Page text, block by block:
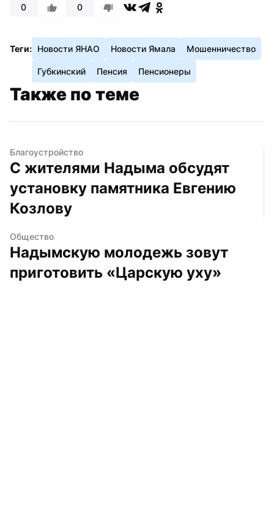
0 0
Теги: Новости ЯНАО Новости Ямала Мошенничество
Губкинский Пенсия Пенсионеры
Также по теме
Благоустройство
С жителями Надыма обсудят
установку памятника Евгению
Козлову
Общество
Надымскую молодежь зовут
приготовить «Царскую уху»